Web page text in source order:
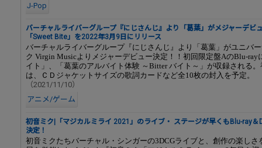
J-Pop
バーチャルライバーグループ『にじさんじ』より「葛葉」がメジャーデビ
「Sweet Bite」を2022年3月9日にリリース
バーチャルライバーグループ『にじさんじ』より「葛葉」がユニバ
ク Virgin Musicよりメジャーデビュー決定！！初回限定盤AのBlu-ray
イト」、「葛葉のアルバイト体験 ～Bitter バイト～」が収録される
は、ＣＤジャケットサイズの歌詞カードなど全10枚の封入を予定。
（2021/11/10）
アニメ/ゲーム
初音ミク|「マジカルミライ 2021」のライブ・ ステージが早くもBlu-ray＆
決定！
初音ミクたちバーチャル・シンガーの3DCGライブと、創作の楽しさ